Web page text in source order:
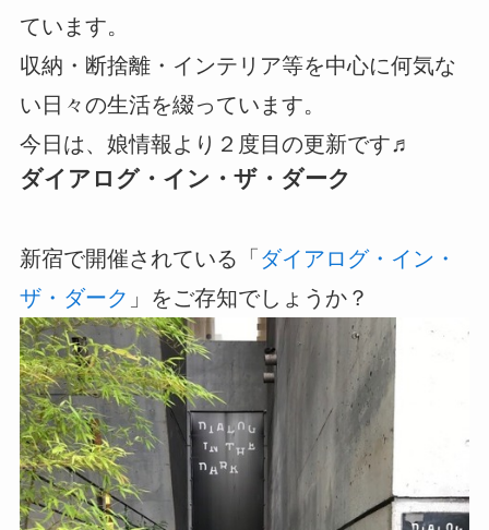
ています。
収納・断捨離・インテリア等を中心に何気な
い日々の生活を綴っています。
今日は、娘情報より２度目の更新です♬
ダイアログ・イン・ザ・ダーク
新宿で開催されている「 ダイアログ・イン・
ザ・ダーク 」をご存知でしょうか？